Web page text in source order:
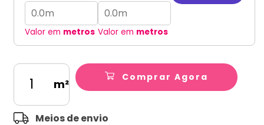
Valor em metros Valor em metros
m²
Comprar Agora
Entregas para o CEP:
Meios de envio